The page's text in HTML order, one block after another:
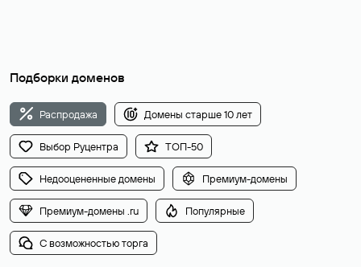
Подборки доменов
Распродажа Домены старше 10 лет
Выбор Руцентра ТОП-50
Недооцененные домены Премиум-домены
Премиум-домены .ru Популярные
С возможностью торга